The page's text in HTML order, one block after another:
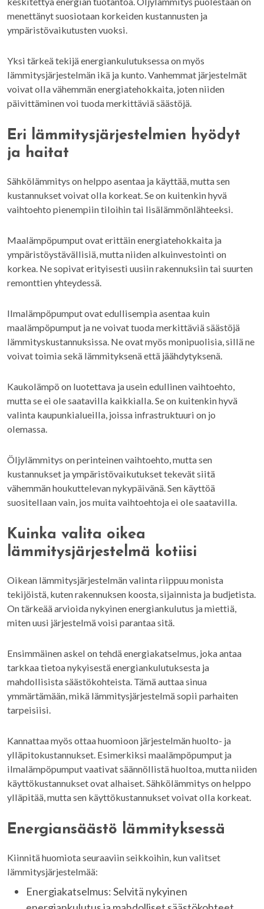
menettänyt suosiotaan korkeiden kustannusten ja
ympäristövaikutusten vuoksi.
Yksi tärkeä tekijä energiankulutuksessa on myös
lämmitysjärjestelmän ikä ja kunto. Vanhemmat järjestelmät
voivat olla vähemmän energiatehokkaita, joten niiden
päivittäminen voi tuoda merkittäviä säästöjä.
Eri lämmitysjärjestelmien hyödyt
ja haitat
Sähkölämmitys on helppo asentaa ja käyttää, mutta sen
kustannukset voivat olla korkeat. Se on kuitenkin hyvä
vaihtoehto pienempiin tiloihin tai lisälämmönlähteeksi.
Maalämpöpumput ovat erittäin energiatehokkaita ja
ympäristöystävällisiä, mutta niiden alkuinvestointi on
korkea. Ne sopivat erityisesti uusiin rakennuksiin tai suurten
remonttien yhteydessä.
Ilmalämpöpumput ovat edullisempia asentaa kuin
maalämpöpumput ja ne voivat tuoda merkittäviä säästöjä
lämmityskustannuksissa. Ne ovat myös monipuolisia, sillä ne
voivat toimia sekä lämmityksenä että jäähdytyksenä.
Kaukolämpö on luotettava ja usein edullinen vaihtoehto,
mutta se ei ole saatavilla kaikkialla. Se on kuitenkin hyvä
valinta kaupunkialueilla, joissa infrastruktuuri on jo
olemassa.
Öljylämmitys on perinteinen vaihtoehto, mutta sen
kustannukset ja ympäristövaikutukset tekevät siitä
vähemmän houkuttelevan nykypäivänä. Sen käyttöä
suositellaan vain, jos muita vaihtoehtoja ei ole saatavilla.
Kuinka valita oikea
lämmitysjärjestelmä kotiisi
Oikean lämmitysjärjestelmän valinta riippuu monista
tekijöistä, kuten rakennuksen koosta, sijainnista ja budjetista.
On tärkeää arvioida nykyinen energiankulutus ja miettiä,
miten uusi järjestelmä voisi parantaa sitä.
Ensimmäinen askel on tehdä energiakatselmus, joka antaa
tarkkaa tietoa nykyisestä energiankulutuksesta ja
mahdollisista säästökohteista. Tämä auttaa sinua
ymmärtämään, mikä lämmitysjärjestelmä sopii parhaiten
tarpeisiisi.
Kannattaa myös ottaa huomioon järjestelmän huolto- ja
ylläpitokustannukset. Esimerkiksi maalämpöpumput ja
ilmalämpöpumput vaativat säännöllistä huoltoa, mutta niiden
käyttökustannukset ovat alhaiset. Sähkölämmitys on helppo
ylläpitää, mutta sen käyttökustannukset voivat olla korkeat.
Energiansäästö lämmityksessä
Kiinnitä huomiota seuraaviin seikkoihin, kun valitset
lämmitysjärjestelmää:
Energiakatselmus: Selvitä nykyinen